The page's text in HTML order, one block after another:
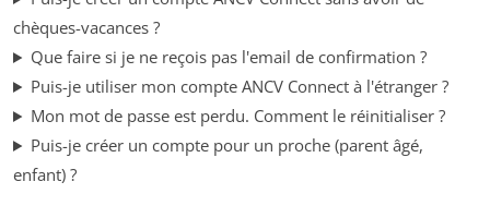
chèques-vacances ?
Que faire si je ne reçois pas l'email de confirmation ?
Puis-je utiliser mon compte ANCV Connect à l'étranger ?
Mon mot de passe est perdu. Comment le réinitialiser ?
Puis-je créer un compte pour un proche (parent âgé,
enfant) ?